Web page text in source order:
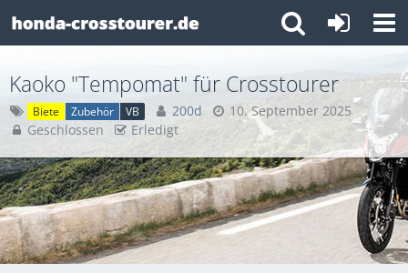
Kaoko "Tempomat" für Crosstourer
Biete Zubehör VB 200d
10. September 2025
Geschlossen
Erledigt